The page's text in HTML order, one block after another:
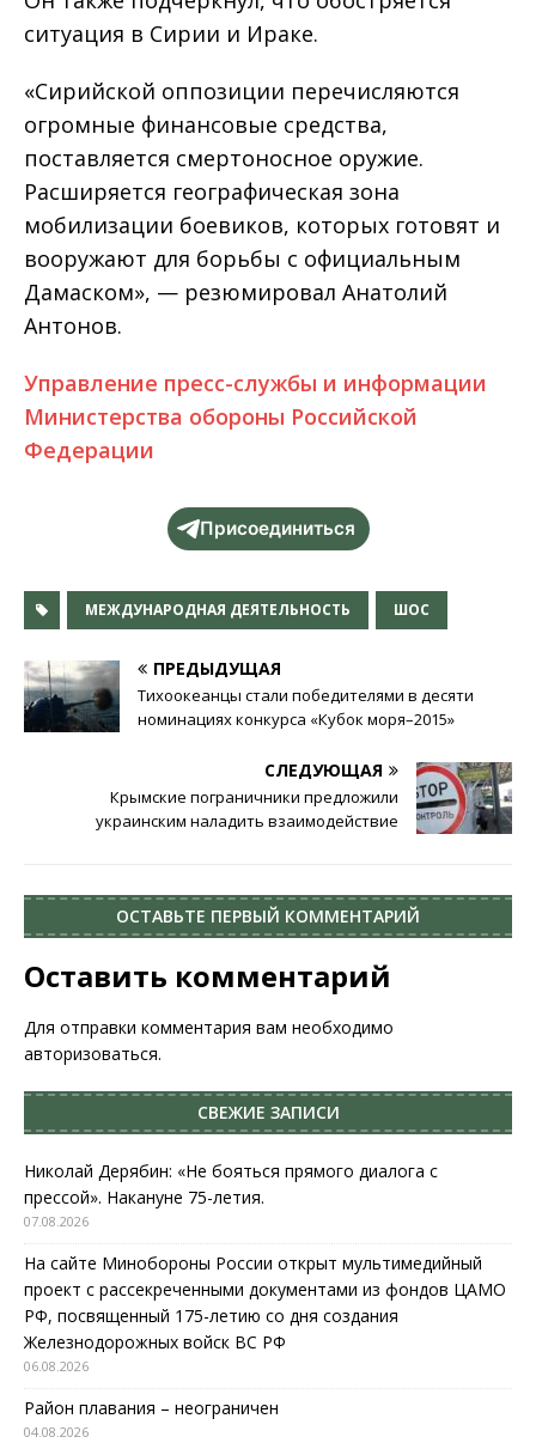
ситуация в Сирии и Ираке.
«Сирийской оппозиции перечисляются
огромные финансовые средства,
поставляется смертоносное оружие.
Расширяется географическая зона
мобилизации боевиков, которых готовят и
вооружают для борьбы с официальным
Дамаском», — резюмировал Анатолий
Антонов.
Управление пресс-службы и информации
Министерства обороны Российской
Федерации
Присоединиться
МЕЖДУНАРОДНАЯ ДЕЯТЕЛЬНОСТЬ ШОС
ПРЕДЫДУЩАЯ
Тихоокеанцы стали победителями в десяти
номинациях конкурса «Кубок моря–2015»
СЛЕДУЮЩАЯ
Крымские пограничники предложили
украинским наладить взаимодействие
ОСТАВЬТЕ ПЕРВЫЙ КОММЕНТАРИЙ
Оставить комментарий
Для отправки комментария вам необходимо
авторизоваться.
СВЕЖИЕ ЗАПИСИ
Николай Дерябин: «Не бояться прямого диалога с
прессой». Накануне 75-летия.
07.08.2026
На сайте Минобороны России открыт мультимедийный
проект с рассекреченными документами из фондов ЦАМО
РФ, посвященный 175-летию со дня создания
Железнодорожных войск ВС РФ
06.08.2026
Район плавания – неограничен
04.08.2026